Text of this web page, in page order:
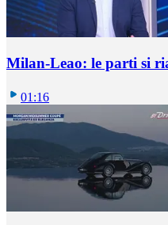
Milan-Leao: le parti si
01:16